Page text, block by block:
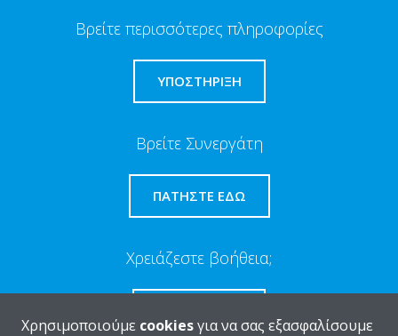
Βρείτε περισσότερες πληροφορίες
ΥΠΟΣΤΗΡΙΞΗ
Βρείτε Συνεργάτη
ΠΑΤΉΣΤΕ ΕΔΏ
Χρειάζεστε βοήθεια;
Χρησιμοποιούμε cookiesγια να σας εξασφαλίσουμε